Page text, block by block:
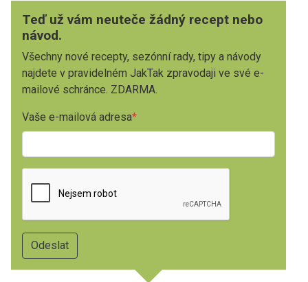
Teď už vám neuteče žádný recept nebo
návod.
Všechny nové recepty, sezónní rady, tipy a návody
najdete v pravidelném JakTak zpravodaji ve své e-
mailové schránce. ZDARMA.
Vaše e-mailová adresa